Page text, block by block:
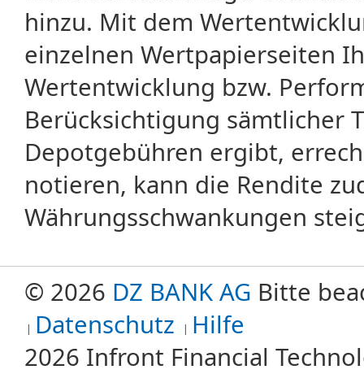
hinzu. Mit dem
einzelnen Wertpapierseiten
Wertentwicklung bzw.
Berücksichtigung sämtlicher
Depotgebühren ergibt,
notieren, kann die Rendite
Währungsschwankungen
© 2026 DZ BANK AG Bitte
Datenschutz Hilfe
2026 Infront Financial